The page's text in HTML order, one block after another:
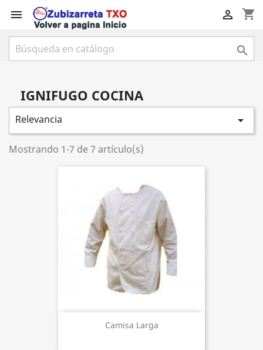
 shopping_cart


IGNIFUGO COCINA
Relevancia 
Mostrando 1-7 de 7 artículo(s)
Camisa Larga